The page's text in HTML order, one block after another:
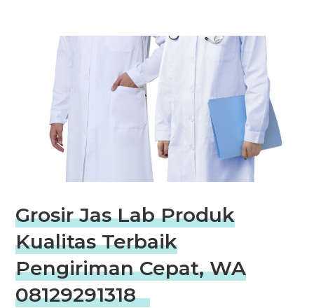
Grosir Jas Lab Produk
Kualitas Terbaik
Pengiriman Cepat, WA
08129291318